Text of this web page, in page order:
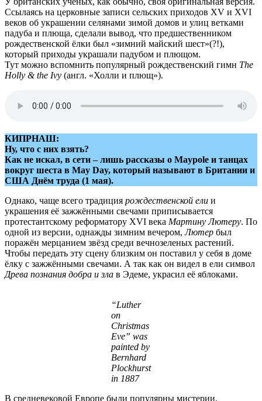
Ссылаясь на церковные записи сельских приходов XV и XVI
веков об украшении селянами зимой домов и улиц ветками
падуба и плюща, сделали вывод, что предшественником
рождественской ёлки был «зимний майский шест»(?!),
который приходы украшали падубом и плющом.
Тут можно вспомнить популярный рождественский гимн The
Holly & the Ivy (англ. «Холли и плющ»).
КИПРНАШ:
Ну, что с них взять?
Как не искал, в сети– лишь рассказы о Maypole и танцах
вокруг шеста в May Day, который называют в Британии и
США Днём труда (1 мая).
Однако, чаще всего традиция рождественской ели и
украшения её зажжёнными свечами приписывается
протестантскому реформатору XVI века Мартину Лютеру. По
одной из версии, однажды зимним вечером,Лютер был
поражён мерцанием звёзд среди вечнозеленых растений.
Чтобы передать эту сцену близким он поставил у себя в доме
ёлку с зажжёнными свечами. А так как он видел в ели символ
Древа познания добра и зла в Эдеме, украсил её яблоками.
“Luther
on
Christmas
Eve” was
painted by
Bernhard
Plockhurst
in 1887
В средневековой Европе были популярны мистерии,